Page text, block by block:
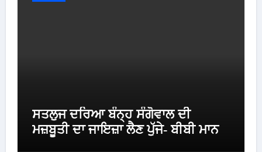
ਸਤਲੁਜ ਦਰਿਆ ਬੰਨ੍ਹ ਸੰਗੋਵਾਲ ਦੀ
ਮਜ਼ਬੂਤੀ ਦਾ ਜਾਇਜ਼ਾ ਲੈਣ ਪੁੱਜੇ- ਬੀਬੀ ਮਾਨ